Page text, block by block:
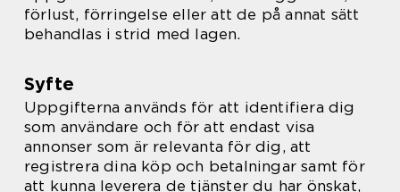
förlust, förringelse eller att de på annat sätt
behandlas i strid med lagen.
Syfte
Uppgifterna används för att identifiera dig
som användare och för att endast visa
annonser som är relevanta för dig, att
registrera dina köp och betalningar samt för
att kunna leverera de tjänster du har önskat,